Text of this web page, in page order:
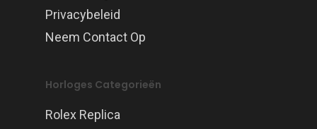
Privacybeleid
Neem Contact Op
Horloges Categorieën
Rolex Replica